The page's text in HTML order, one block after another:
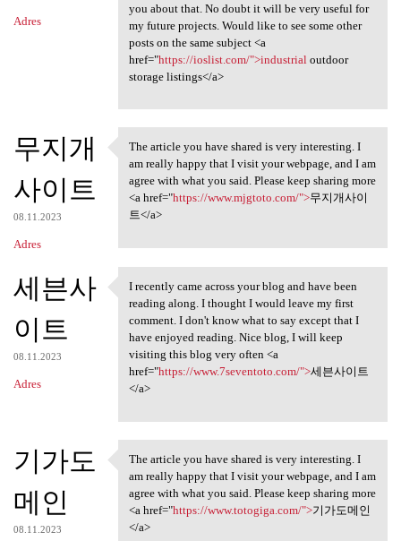
Adres
you about that. No doubt it will be very useful for
my future projects. Would like to see some other
posts on the same subject <a
href="https://ioslist.com/">industrial outdoor
storage listings</a>
무지개
사이트
08.11.2023
Adres
The article you have shared
The article you have shared is very interesting. I
am really happy that I visit your webpage, and I am
agree with what you said. Please keep sharing more
<a href="https://www.mjgtoto.com/">무지개사이
트</a>
세븐사
이트
08.11.2023
Adres
I recently came across your
I recently came across your blog and have been
reading along. I thought I would leave my first
comment. I don't know what to say except that I
have enjoyed reading. Nice blog, I will keep
visiting this blog very often <a
href="https://www.7seventoto.com/">세븐사이트
</a>
기가도
메인
08.11.2023
The article you have shared
The article you have shared is very interesting. I
am really happy that I visit your webpage, and I am
agree with what you said. Please keep sharing more
<a href="https://www.totogiga.com/">기가도메인
</a>